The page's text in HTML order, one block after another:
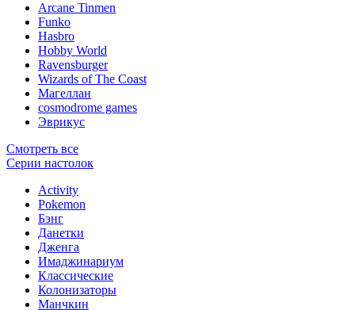
Arcane Tinmen
Funko
Hasbro
Hobby World
Ravensburger
Wizards of The Coast
Магеллан
сosmodrome games
Эврикус
Смотреть все
Серии настолок
Activity
Pokemon
Бэнг
Данетки
Дженга
Имаджинариум
Классические
Колонизаторы
Манчкин